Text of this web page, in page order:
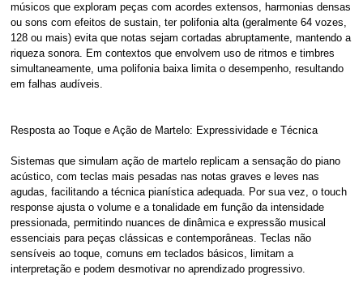
músicos que exploram peças com acordes extensos, harmonias densas
ou sons com efeitos de sustain, ter polifonia alta (geralmente 64 vozes,
128 ou mais) evita que notas sejam cortadas abruptamente, mantendo a
riqueza sonora. Em contextos que envolvem uso de ritmos e timbres
simultaneamente, uma polifonia baixa limita o desempenho, resultando
em falhas audíveis.
Resposta ao Toque e Ação de Martelo: Expressividade e Técnica
Sistemas que simulam ação de martelo replicam a sensação do piano
acústico, com teclas mais pesadas nas notas graves e leves nas
agudas, facilitando a técnica pianística adequada. Por sua vez, o touch
response ajusta o volume e a tonalidade em função da intensidade
pressionada, permitindo nuances de dinâmica e expressão musical
essenciais para peças clássicas e contemporâneas. Teclas não
sensíveis ao toque, comuns em teclados básicos, limitam a
interpretação e podem desmotivar no aprendizado progressivo.